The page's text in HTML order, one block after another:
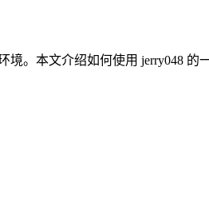
境。本文介绍如何使用 jerry048